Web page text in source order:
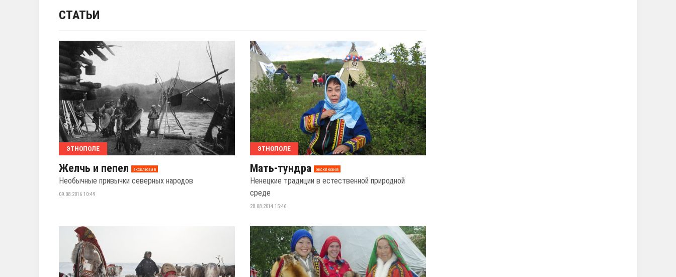
СТАТЬИ
ЭТНОПОЛЕ
Желчь и пепел эксклюзив
Необычные привычки северных народов
09.08.2016 10:49
ЭТНОПОЛЕ
Мать-тундра эксклюзив
Ненецкие традиции в естественной природной
среде
28.08.2014 15:46